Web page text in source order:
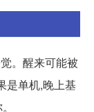
。醒来可能被
是单机,晚上基